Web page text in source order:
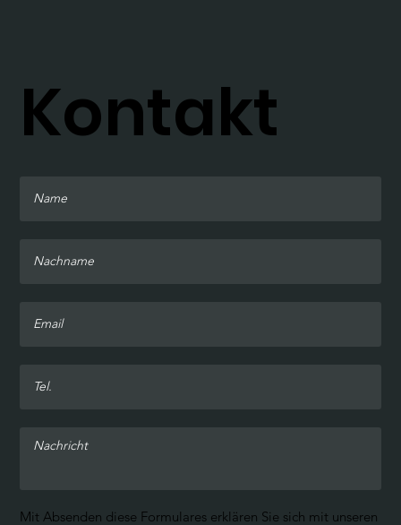
Mit Absenden diese Formulares erklären Sie sich mit unseren
Kontakt